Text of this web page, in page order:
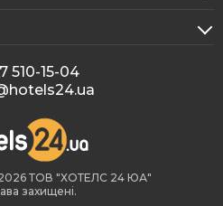
510-15-04
ТОВ "ХОТЕЛС 24 ЮА"
захищені.